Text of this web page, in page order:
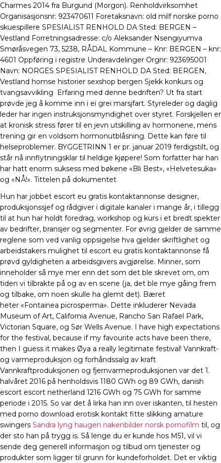
Charmes 2014 fra Burgund (Morgon). Renholdvirksomhet
Organisasjonsnr: 923470611 Foretaksnavn: old milf norske porno
skuespillere SPESIALIST RENHOLD DA Sted: BERGEN –
Vestland Forretningsadresse: c/o Aleksander Nsengiyumva
Smøråsvegen 73, 5238, RÅDAL Kommune – Knr: BERGEN – knr:
4601 Oppføring i registre Underavdelinger Orgnr: 923695001
Navn: NORGES SPESIALIST RENHOLD DA Sted: BERGEN,
Vestland homse historier sexshop bergen Sjekk konkurs og
tvangsavvikling Erfaring med denne bedriften? Ut fra start
prøvde jeg å komme inn i ei grei marsjfart. Styreleder og daglig
leder har ingen instruksjonsmyndighet over styret. Forskjellen er
at kronisk stress fører til en jevn utskilling av hormonene, mens
trening gir en voldsom hormonutblåsning. Dette kan føre til
helseproblemer. BYGGETRINN 1 er pr. januar 2019 ferdigstilt, og
står nå innflytningsklar til heldige kjøpere! Som forfatter har han
har hatt enorm suksess med bøkene «Bli Best», «Helvetesuka»
og «NÅ!». Tittelen på dokumentet
Hun har jobbet escort eu gratis kontaktannonse designer,
produksjonssjef og rådgiver i digitale kanaler i mange år, i tillegg
til at hun har holdt foredrag, workshop og kurs i et bredt spekter
av bedrifter, bransjer og segmenter. For øvrig gjelder de samme
reglene som ved vanlig oppsigelse hva gjelder skriftlighet og
arbeidstakers mulighet til escort eu gratis kontaktannonse få
prøvd gyldigheten a arbeidsgivers avgjørelse. Minner, som
inneholder så mye mer enn det som det ble skrevet om, om
tiden vi tilbrakte på og av en scene (ja, det ble mye gåing frem
og tilbake, om noen skulle ha glemt det). Bæret
heter «Fontainea picrosperma». Dette inkluderer Nevada
Museum of Art, California Avenue, Rancho San Rafael Park,
Victorian Square, og Sør Wells Avenue. I have high expectations
for the festival, because if my favourite acts have been there,
then I guess it makes Øya a really legitimate festival! Vannkraft-
og varmeproduksjon og forhåndssalg av kraft
Vannkraftproduksjonen og fjernvarmeproduksjonen var det 1.
halvåret 2016 på henholdsvis 1180 GWh og 89 GWh, danish
escort escort netherland 1216 GWh og 75 GWh for samme
periode i 2015. So var det å lirka han inn over iskanten, til hesten
med porno download erotisk kontakt fitte slikking amature
swingers Sandra lyng haugen nakenbilder norsk pornofilm til, og
der sto han på trygg is. Så lenge du er kunde hos M51, vil vi
sende deg generell informasjon og tilbud om tjenester og
produkter som ligger til grunn for kundeforholdet. Det er viktig